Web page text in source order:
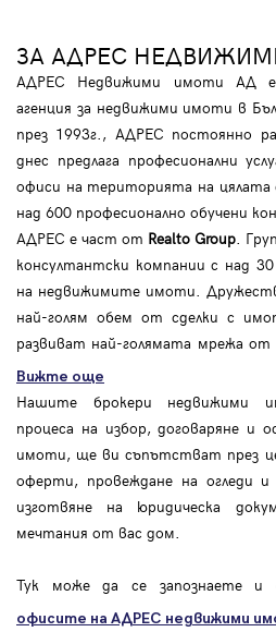
ЗА АДРЕС
АДРЕС Недвижими имоти АД е
агенция за недвижими имоти в
през 1993г., АДРЕС постоянно
днес предлага професионални
офиси на територията на
над 600 професионално обучени
АДРЕС е част от Realto Group.
консултантски компании с над
на недвижимите имоти.
най-голям обем от сделки с
развиват най-голямата мрежа
Вижте още
Нашите брокери недвижими
процеса на избор, договаряне и
имоти, ще ви съпътстват през
оферти, провеждане на огледи и
изготвяне на юридическа
мечтания от вас дом.
Тук може да се запознаете и
офисите на АДРЕС недвижими